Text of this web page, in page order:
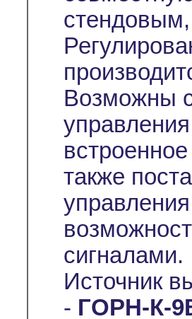
Возможны
также
сигналами.
Источник
- ГОРН-К-